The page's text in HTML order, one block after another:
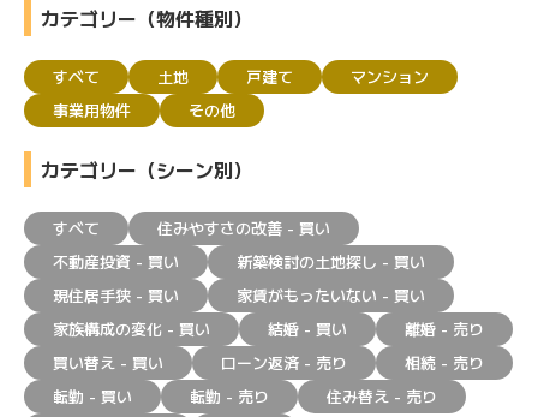
カテゴリー（物件種別）
すべて 土地 戸建て
マンション
事業用物件
その他
カテゴリー（シーン別）
すべて
住みやすさの改善 - 買い
不動産投資 - 買い
新築検討の土地探し - 買い
現住居手狭 - 買い
家賃がもったいない - 買い
家族構成の変化 - 買い
結婚 - 買い
離婚 - 売り
買い替え - 買い
ローン返済 - 売り
相続 - 売り
転勤 - 買い
転勤 - 売り
住み替え - 売り